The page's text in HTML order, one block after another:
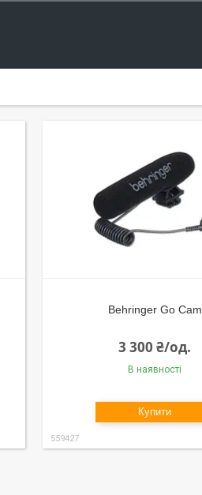
Behringer Go Cam
3 300 ₴/од.
В наявності
Купити
559427